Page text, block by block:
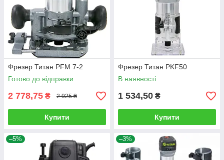
Фрезер Титан PFM 7-2
Готово до відправки
2 778,75 ₴ 2 925 ₴
Купити
Фрезер Титан PKF50
В наявності
1 534,50 ₴
Купити
–5% –3%